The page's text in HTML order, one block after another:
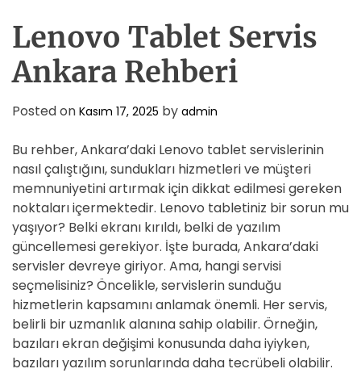
E
C
O
E
Lenovo Tablet Servis
Ankara Rehberi
Posted on Kasım 17, 2025 by admin
Bu rehber, Ankara’daki Lenovo tablet servislerinin
nasıl çalıştığını, sundukları hizmetleri ve müşteri
memnuniyetini artırmak için dikkat edilmesi gereken
noktaları içermektedir. Lenovo tabletiniz bir sorun mu
yaşıyor? Belki ekranı kırıldı, belki de yazılım
güncellemesi gerekiyor. İşte burada, Ankara’daki
servisler devreye giriyor. Ama, hangi servisi
seçmelisiniz? Öncelikle, servislerin sunduğu
hizmetlerin kapsamını anlamak önemli. Her servis,
belirli bir uzmanlık alanına sahip olabilir. Örneğin,
bazıları ekran değişimi konusunda daha iyiyken,
bazıları yazılım sorunlarında daha tecrübeli olabilir.